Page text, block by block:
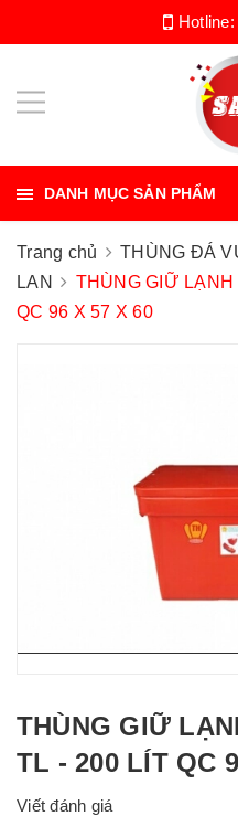
DANH MỤC SẢN PHẨM
Trang chủ
THÙNG ĐÁ
LAN
THÙNG GIỮ LẠNH
QC 96 X 57 X 60
THÙNG GIỮ
TL - 200 LÍT QC
Viết đánh giá